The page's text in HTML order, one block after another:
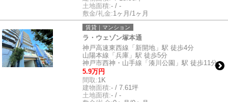
土地面積:- / -
敷金/礼金:1ヶ月/1ヶ月
賃貸｜マンション
ラ・ウェゾン塚本通
神戸高速東西線「新開地」駅 徒歩4分
山陽本線「兵庫」駅 徒歩5分
神戸市西神・山手線「湊川公園」駅 徒歩11分
5.9万円
間取:1K
建物面積:- / 7.61坪
土地面積:- / -